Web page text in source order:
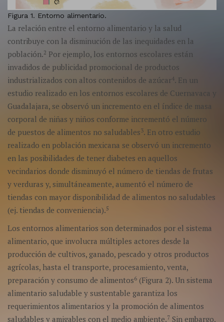
Figura 1. Entorno alimentario.
La relación entre el entorno alimentario y la salud
contribuye con la disminución de las inequidades en la
población.2 Por ejemplo, los entornos escolares están
invadidos de publicidad promocional de productos
industrializados con altos contenidos de azúcar 4. En un
estudio realizado en los entornos escolares de Cuernavaca y
Guadalajara, se observó un incremento en el índice de masa
corporal de niñas y niños conforme incrementó el número
de puestos de alimentos no saludables3. En otro estudio
realizado en población mexicana se observó un incremento
en las posibilidades de tener diabetes en aquellos
vecindarios donde disminuyó el número de tiendas de frutas
y verduras y, simultáneamente, aumentó el número de
tiendas con mayor disponibilidad de alimentos no saludables
(ej. tiendas de conveniencia).5
Los entornos alimentarios son determinados por el sistema
alimentario, que involucra múltiples actores desde la
producción de cultivos, ganado, pescado y otros productos
agrícolas, hasta el transporte, procesamiento, venta,
preparación y consumo de alimentos6 (Figura 2). Un sistema
alimentario saludable y sustentable garantiza los
requerimientos alimentarios y la promoción de alimentos
saludables y amigables con el medio ambiente.7 Sin embargo,